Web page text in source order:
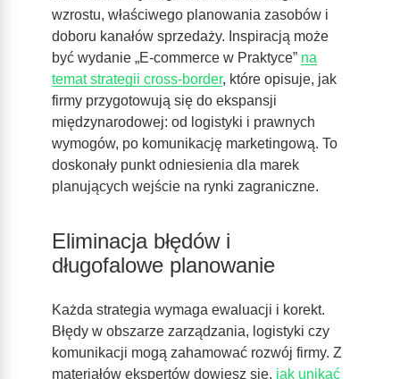
wzrostu, właściwego planowania zasobów i
doboru kanałów sprzedaży. Inspiracją może
być wydanie „E-commerce w Praktyce” na
temat strategii cross-border, które opisuje, jak
firmy przygotowują się do ekspansji
międzynarodowej: od logistyki i prawnych
wymogów, po komunikację marketingową. To
doskonały punkt odniesienia dla marek
planujących wejście na rynki zagraniczne.
Eliminacja błędów i
długofalowe planowanie
Każda strategia wymaga ewaluacji i korekt.
Błędy w obszarze zarządzania, logistyki czy
komunikacji mogą zahamować rozwój firmy. Z
materiałów ekspertów dowiesz się, jak unikać